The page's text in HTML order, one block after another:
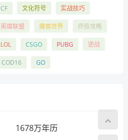
CF 文化符号 实战技巧
英雄联盟 魔兽世界 终极攻略
LOL CSGO PUBG 逆战
COD16 GO
1678万年历